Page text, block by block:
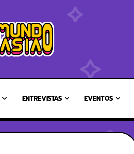
ENTREVISTAS EVENTOS